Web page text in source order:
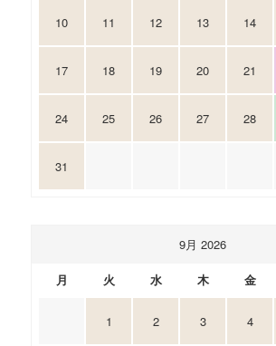
10 11 12 13 14
17 18 19 20 21
24 25 26 27 28
31
9月 2026
月 火 水 木 金
1 2 3 4